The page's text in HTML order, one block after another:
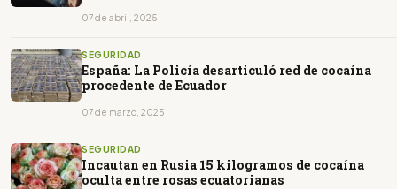
07 de abril, 2025
SEGURIDAD
España: La Policía desarticuló red de cocaína
procedente de Ecuador
07 de marzo, 2025
SEGURIDAD
Incautan en Rusia 15 kilogramos de cocaína
oculta entre rosas ecuatorianas